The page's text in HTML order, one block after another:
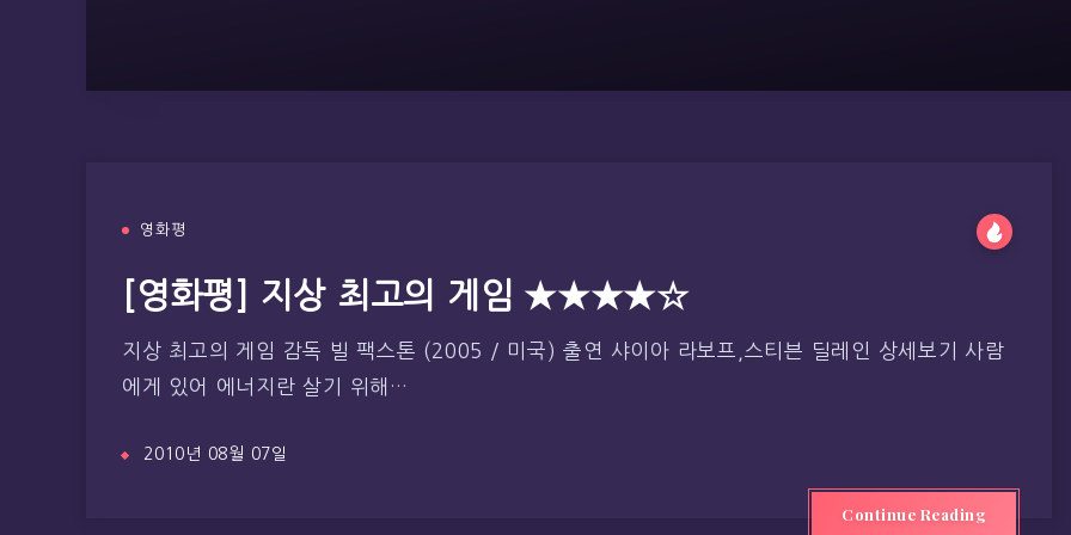
영화평
[영화평] 지상 최고의 게임 ★★★★☆
지상 최고의 게임 감독 빌 팩스톤 (2005 / 미국) 출연 샤이아 라보프,스티븐 딜레인 상세보기 사람
에게 있어 에너지란 살기 위해…
2010년 08월 07일
Continue Reading